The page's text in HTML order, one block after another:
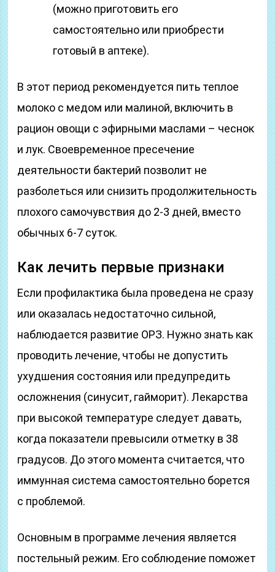
(можно приготовить его
самостоятельно или приобрести
готовый в аптеке).
В этот период рекомендуется пить теплое
молоко с медом или малиной, включить в
рацион овощи с эфирными маслами – чеснок
и лук. Своевременное пресечение
деятельности бактерий позволит не
разболеться или снизить продолжительность
плохого самочувствия до 2-3 дней, вместо
обычных 6-7 суток.
Как лечить первые признаки
Если профилактика была проведена не сразу
или оказалась недостаточно сильной,
наблюдается развитие ОРЗ. Нужно знать как
проводить лечение, чтобы не допустить
ухудшения состояния или предупредить
осложнения (синусит, гайморит). Лекарства
при высокой температуре следует давать,
когда показатели превысили отметку в 38
градусов. До этого момента считается, что
иммунная система самостоятельно борется
с проблемой.
Основным в программе лечения является
постельный режим. Его соблюдение поможет